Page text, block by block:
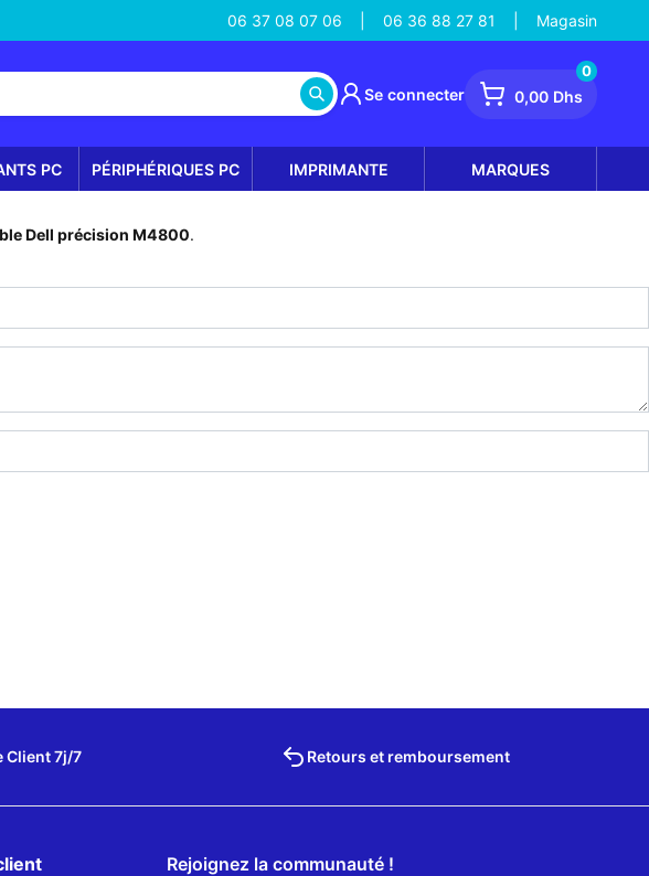
06 37 08 07 06 06 36 88 27 81 Magasin
Se connecter 0,00 Dhs
0
PC PÉRIPHÉRIQUES PC IMPRIMANTE MARQUES
Dell précision M4800.
Client 7j/7 Retours et remboursement
Rejoignez la communauté !